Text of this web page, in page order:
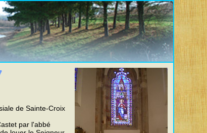
de Sainte-Croix
par l'abbé